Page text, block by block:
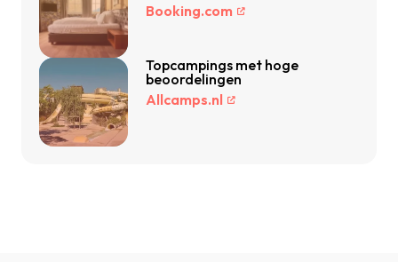
Booking.com
Topcampings met hoge
beoordelingen
Allcamps.nl